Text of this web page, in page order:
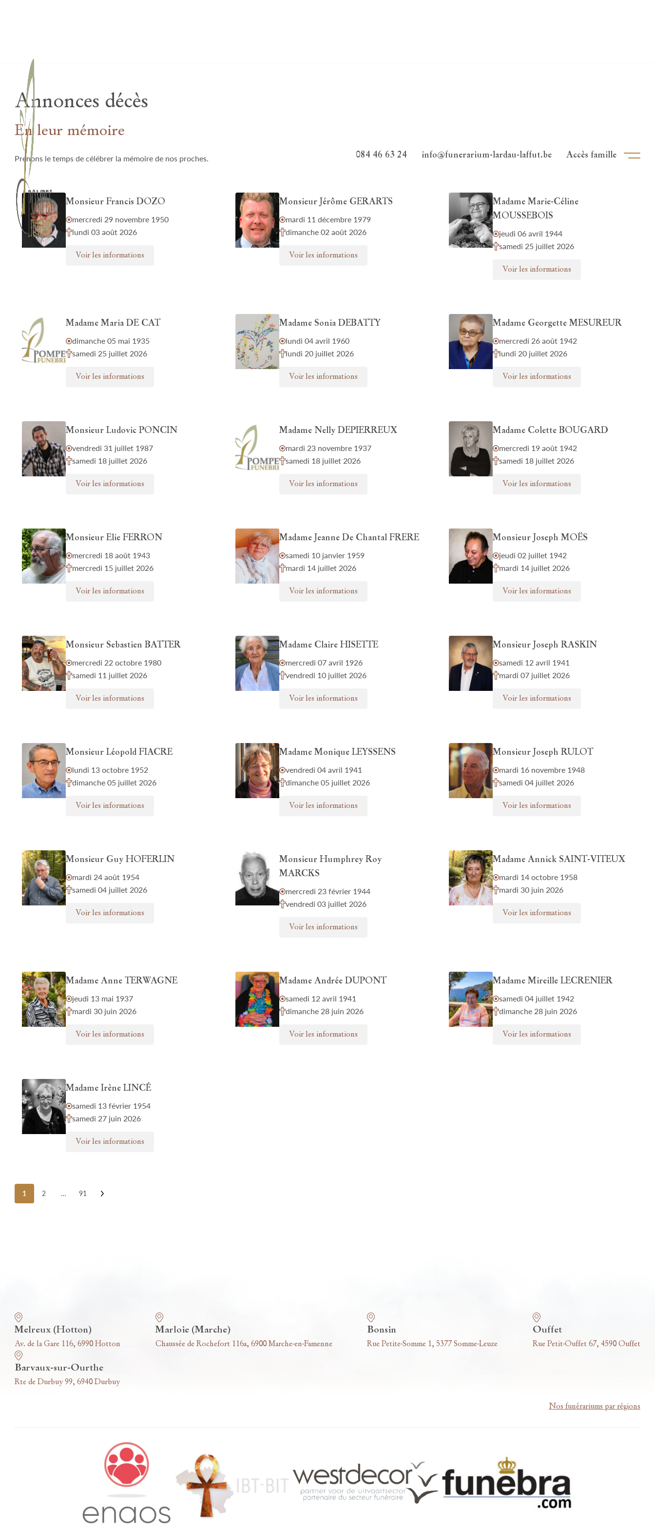
084 46 63 24 info@funerarium-lardau-laffut.be Accès famille
Annonces décès
En leur mémoire
Prenons le temps de célébrer la mémoire de nos proches.
Monsieur Francis DOZO
mercredi 29 novembre 1950
lundi 03 août 2026
Voir les informations
Monsieur Jérôme GERARTS
mardi 11 décembre 1979
dimanche 02 août 2026
Voir les informations
Madame Marie-Céline
MOUSSEBOIS
jeudi 06 avril 1944
samedi 25 juillet 2026
Voir les informations
Madame Maria DE CAT
dimanche 05 mai 1935
samedi 25 juillet 2026
Voir les informations
Madame Sonia DEBATTY
lundi 04 avril 1960
lundi 20 juillet 2026
Voir les informations
Madame Georgette MESUREUR
mercredi 26 août 1942
lundi 20 juillet 2026
Voir les informations
Monsieur Ludovic PONCIN
vendredi 31 juillet 1987
samedi 18 juillet 2026
Voir les informations
Madame Nelly DEPIERREUX
mardi 23 novembre 1937
samedi 18 juillet 2026
Voir les informations
Madame Colette BOUGARD
mercredi 19 août 1942
samedi 18 juillet 2026
Voir les informations
Monsieur Elie FERRON
mercredi 18 août 1943
mercredi 15 juillet 2026
Voir les informations
Madame Jeanne De Chantal FRERE
samedi 10 janvier 1959
mardi 14 juillet 2026
Voir les informations
Monsieur Joseph MOËS
jeudi 02 juillet 1942
mardi 14 juillet 2026
Voir les informations
Monsieur Sebastien BATTER
mercredi 22 octobre 1980
samedi 11 juillet 2026
Voir les informations
Madame Claire HISETTE
mercredi 07 avril 1926
vendredi 10 juillet 2026
Voir les informations
Monsieur Joseph RASKIN
samedi 12 avril 1941
mardi 07 juillet 2026
Voir les informations
Monsieur Léopold FIACRE
lundi 13 octobre 1952
dimanche 05 juillet 2026
Voir les informations
Madame Monique LEYSSENS
vendredi 04 avril 1941
dimanche 05 juillet 2026
Voir les informations
Monsieur Joseph RULOT
mardi 16 novembre 1948
samedi 04 juillet 2026
Voir les informations
Monsieur Guy HOFERLIN
mardi 24 août 1954
samedi 04 juillet 2026
Voir les informations
Monsieur Humphrey Roy
MARCKS
mercredi 23 février 1944
vendredi 03 juillet 2026
Voir les informations
Madame Annick SAINT-VITEUX
mardi 14 octobre 1958
mardi 30 juin 2026
Voir les informations
Madame Anne TERWAGNE
jeudi 13 mai 1937
mardi 30 juin 2026
Voir les informations
Madame Andrée DUPONT
samedi 12 avril 1941
dimanche 28 juin 2026
Voir les informations
Madame Mireille LECRENIER
samedi 04 juillet 1942
dimanche 28 juin 2026
Voir les informations
Madame Irène LINCÉ
samedi 13 février 1954
samedi 27 juin 2026
Voir les informations
Posts
pagination
1 2 … 91
Melreux (Hotton)
Av. de la Gare 116, 6990 Hotton
Marloie (Marche)
Chaussée de Rochefort 116a, 6900 Marche-en-Famenne
Bonsin
Rue Petite-Somme 1, 5377 Somme-Leuze
Ouffet
Rue Petit-Ouffet 67, 4590 Ouffet
Barvaux-sur-Ourthe
Rte de Durbuy 99, 6940 Durbuy
Nos funérariums par régions